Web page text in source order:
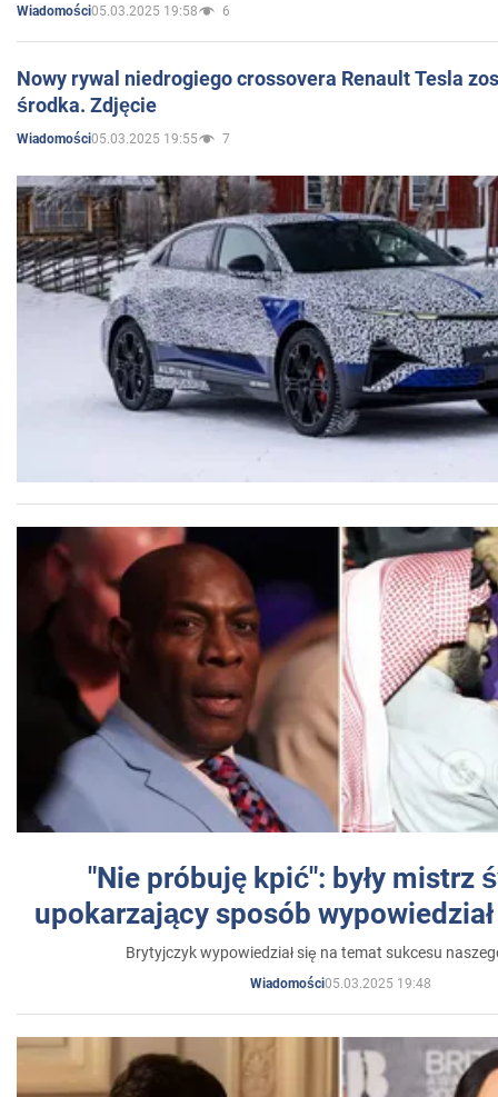
Wiadomości05.03.2025 19:58 6
Nowy rywal niedrogiego crossovera Renault Tesla
środka. Zdjęcie
Wiadomości05.03.2025 19:55 7
"Nie próbuję kpić": były mistrz
upokarzający sposób
Brytyjczyk wypowiedział się na temat sukcesu
Wiadomości05.03.2025 19:48